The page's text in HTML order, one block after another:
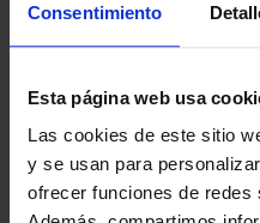
Consentimiento
Esta página web usa
Las cookies de este sitio
y se usan para
ofrecer funciones de